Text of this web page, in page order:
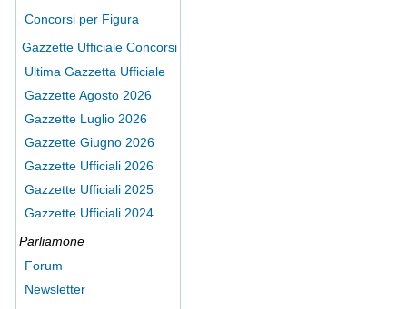
Concorsi per Figura
Gazzette Ufficiale Concorsi
Ultima Gazzetta Ufficiale
Gazzette Agosto 2026
Gazzette Luglio 2026
Gazzette Giugno 2026
Gazzette Ufficiali 2026
Gazzette Ufficiali 2025
Gazzette Ufficiali 2024
Parliamone
Forum
Newsletter